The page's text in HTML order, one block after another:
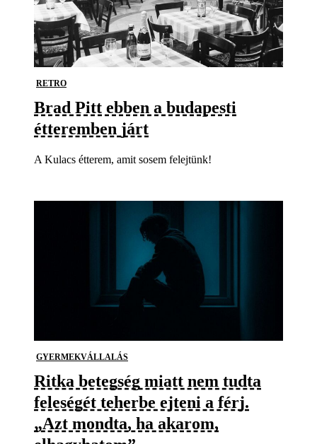
RETRO
Brad Pitt ebben a budapesti
étteremben járt
A Kulacs étterem, amit sosem felejtünk!
GYERMEKVÁLLALÁS
Ritka betegség miatt nem tudta
feleségét teherbe ejteni a férj.
„Azt mondta, ha akarom,